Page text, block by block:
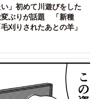
い」初めて川遊びをした
変ぶりが話題 「新種
刈りされたあとの羊」